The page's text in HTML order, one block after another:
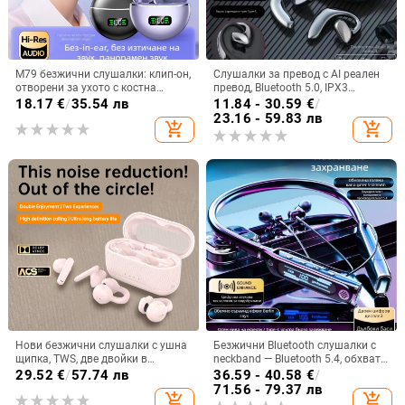
M79 безжични слушалки: клип-он,
отворени за ухото с костна
проводимост, истински
безжични, Bluetooth 5.4, IPX6
водоустойчиви, до 4 часа работа
18.17 €/35.54 лв
add_shopping_cart
Слушалки за превод с AI реален
превод, Bluetooth 5.0, IPX3
водоустойчиви, обхват 15 м, 4–8
ч живот на батерията
11.84 - 30.59 €/
23.16 - 59.83 лв
add_shopping_cart
Нови безжични слушалки с ушна
щипка, TWS, две двойки в
комплект, Bluetooth
29.52 €/57.74 лв
add_shopping_cart
Безжични Bluetooth слушалки с
neckband — Bluetooth 5.4, обхват
10 м, живот на батерията над 8 ч,
стерео звук, цифров дисплей
36.59 - 40.58 €/
71.56 - 79.37 лв
add_shopping_cart